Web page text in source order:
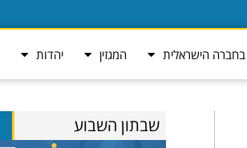
בחברה הישראלית המגזין יהדות
שבתון השבוע